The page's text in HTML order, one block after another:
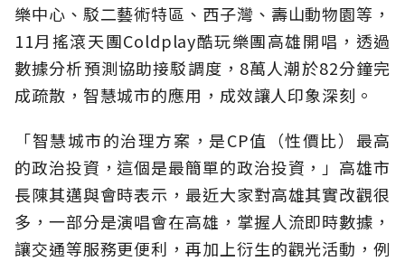
樂中心、駁二藝術特區、西子灣、壽山動物園等，
11月搖滾天團Coldplay酷玩樂團高雄開唱，透過
數據分析預測協助接駁調度，8萬人潮於82分鐘完
成疏散，智慧城市的應用，成效讓人印象深刻。
「智慧城市的治理方案，是CP值（性價比）最高
的政治投資，這個是最簡單的政治投資，」高雄市
長陳其邁與會時表示，最近大家對高雄其實改觀很
多，一部分是演唱會在高雄，掌握人流即時數據，
讓交通等服務更便利，再加上衍生的觀光活動，例